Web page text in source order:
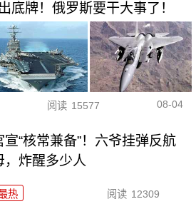
底牌！俄罗斯要干大事了！
阅读 15577 08-04
宣“核常兼备”！六爷挂弹反航
，炸醒多少人
热 阅读 12309